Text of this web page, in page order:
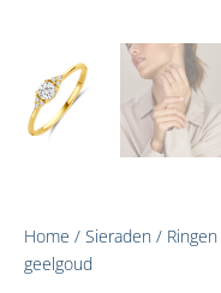
Home / Sieraden / Ringen
geelgoud